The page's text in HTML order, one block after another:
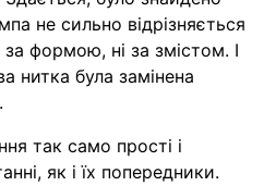
не сильно відрізняється
за формою, ні за змістом. І
нитка була замінена
так само прості і
як і їх попередники.